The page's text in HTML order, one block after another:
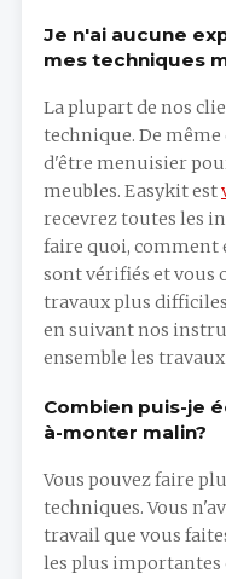
Je n'ai aucune
mes techniques
La plupart de nos
technique. De même
d'être menuisier
meubles. Easykit est
recevrez toutes les
faire quoi, comment
sont vérifiés et vous
travaux plus
en suivant nos
ensemble les
Combien puis-je
à-monter malin?
Vous pouvez faire
techniques. Vous
travail que vous
les plus importantes